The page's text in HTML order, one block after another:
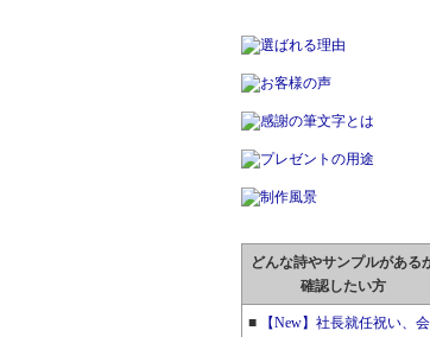
どんな詩やサンプルがある
確認したい方
■【New】社長就任祝い、会